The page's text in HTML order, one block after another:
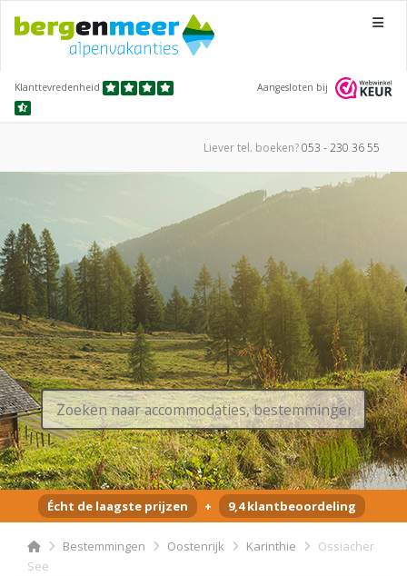
Menu
Klanttevredenheid Aangesloten bij
Liever tel. boeken?053 - 230 36 55
Écht de laagste prijzen + 9,4 klantbeoordeling
Bestemmingen Oostenrijk Karinthie
Ossiacher
See